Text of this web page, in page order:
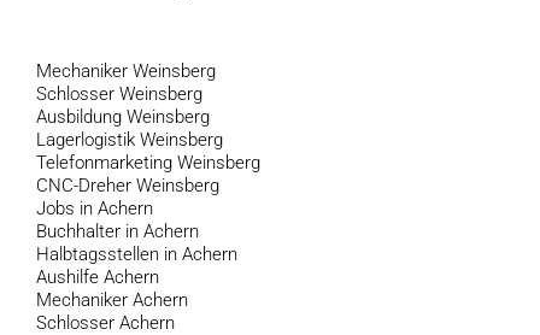
Mechaniker Weinsberg
Schlosser Weinsberg
Ausbildung Weinsberg
Lagerlogistik Weinsberg
Telefonmarketing Weinsberg
CNC-Dreher Weinsberg
Jobs in Achern
Buchhalter in Achern
Halbtagsstellen in Achern
Aushilfe Achern
Mechaniker Achern
Schlosser Achern